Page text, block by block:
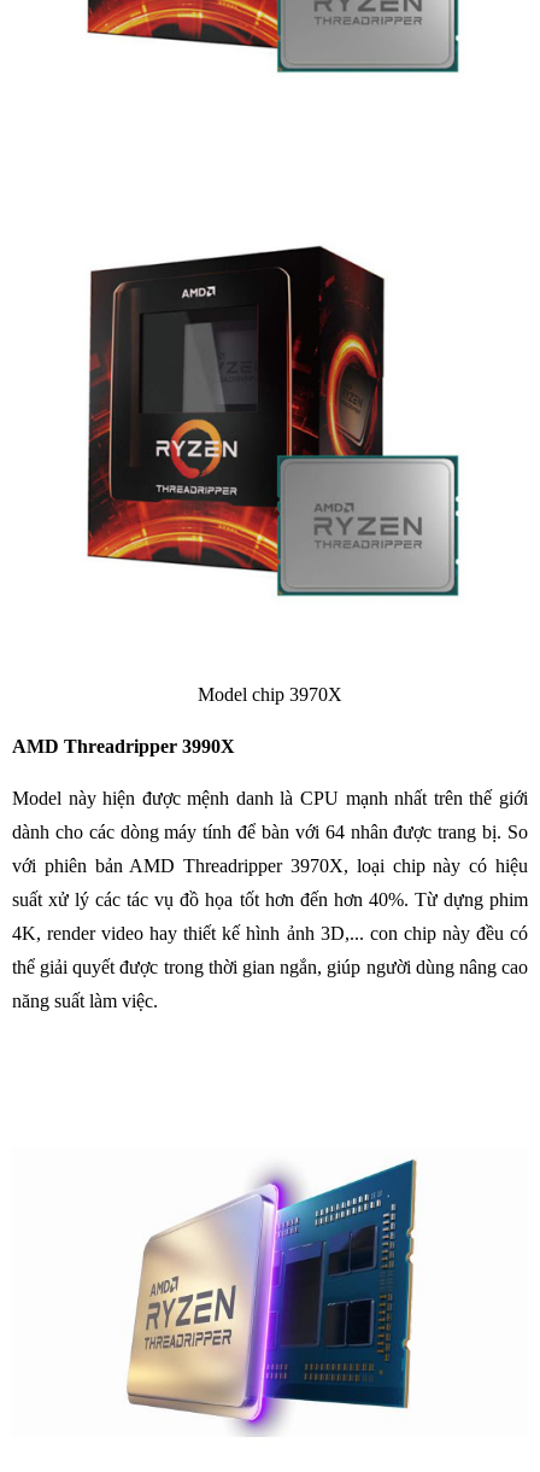
Model chip 3970X
AMD Threadripper 3990X
Model này hiện được mệnh danh là CPU mạnh nhất trên thế giới
dành cho các dòng máy tính để bàn với 64 nhân được trang bị. So
với phiên bản AMD Threadripper 3970X, loại chip này có hiệu
suất xử lý các tác vụ đồ họa tốt hơn đến hơn 40%. Từ dựng phim
4K, render video hay thiết kế hình ảnh 3D,... con chip này đều có
thể giải quyết được trong thời gian ngắn, giúp người dùng nâng cao
năng suất làm việc.